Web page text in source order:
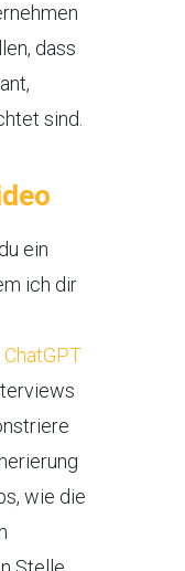
dass
sind.
ein
ich dir
ChatGPT
wie die